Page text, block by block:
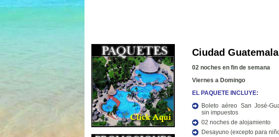
Ciudad Guatemala
02 noches en fin de semana
Viernes a Domingo
EL PAQUETE INCLUYE:
Boleto aéreo San José-
sin impuestos
02 noches de alojamiento
Desayuno (excepto para